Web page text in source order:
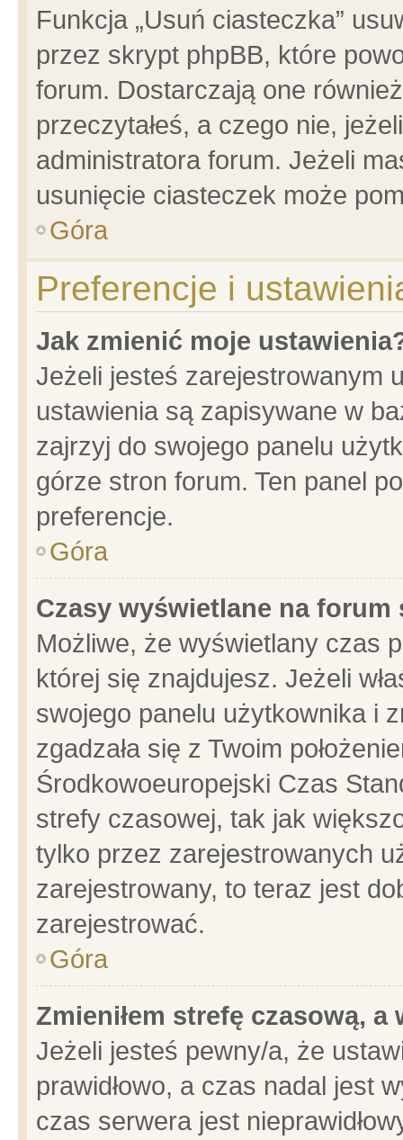
Funkcja „Usuń ciasteczka”
przez skrypt phpBB, które
forum. Dostarczają one
przeczytałeś, a czego nie,
administratora forum. Jeżeli
usunięcie ciasteczek może
Góra
Preferencje i
Jak zmienić moje
Jeżeli jesteś zarejestrowanym
ustawienia są zapisywane w
zajrzyj do swojego panelu
górze stron forum. Ten panel
preferencje.
Góra
Czasy wyświetlane na forum
Możliwe, że wyświetlany czas
której się znajdujesz. Jeżeli
swojego panelu użytkownika i
zgadzała się z Twoim
Środkowoeuropejski Czas
strefy czasowej, tak jak
tylko przez zarejestrowanych
zarejestrowany, to teraz jest
zarejestrować.
Góra
Zmieniłem strefę czasową,
Jeżeli jesteś pewny/a, że
prawidłowo, a czas nadal jest
czas serwera jest